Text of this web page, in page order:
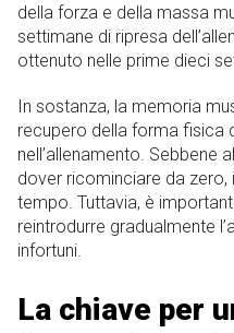
della forza e della massa
settimane di ripresa
ottenuto nelle prime dieci
In sostanza, la memoria
recupero della forma fisica
nell’allenamento. Sebbene
dover ricominciare da zero,
tempo. Tuttavia, è
reintrodurre gradualmente
infortuni.
La chiave per